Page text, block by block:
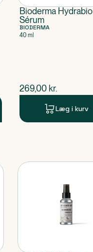
Bioderma Hydrabio
Sérum
BIODERMA
40 ml
$nuværende pris
269,00 kr.
Læg i kurv